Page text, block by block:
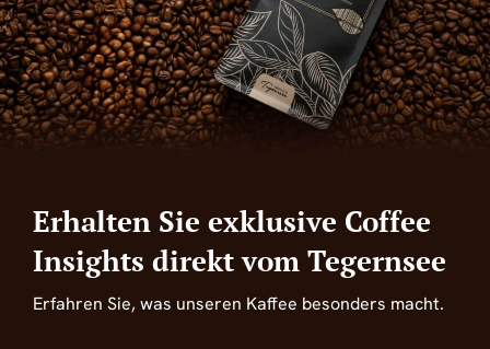
Erhalten Sie exklusive Coffee
Insights direkt vom Tegernsee
Erfahren Sie, was unseren Kaffee besonders macht.